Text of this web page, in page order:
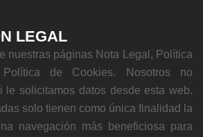
LEGAL
nuestras páginas Nota Legal, Política
de Cookies. Nosotros no
le solicitamos datos desde esta web.
solo tienen como única finalidad la
navegación más beneficiosa para